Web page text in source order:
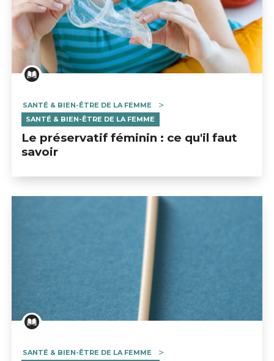
SANTÉ & BIEN-ÊTRE DE LA FEMME
SANTÉ & BIEN-ÊTRE DE LA FEMME
Le préservatif féminin : ce qu'il faut
savoir
SANTÉ & BIEN-ÊTRE DE LA FEMME